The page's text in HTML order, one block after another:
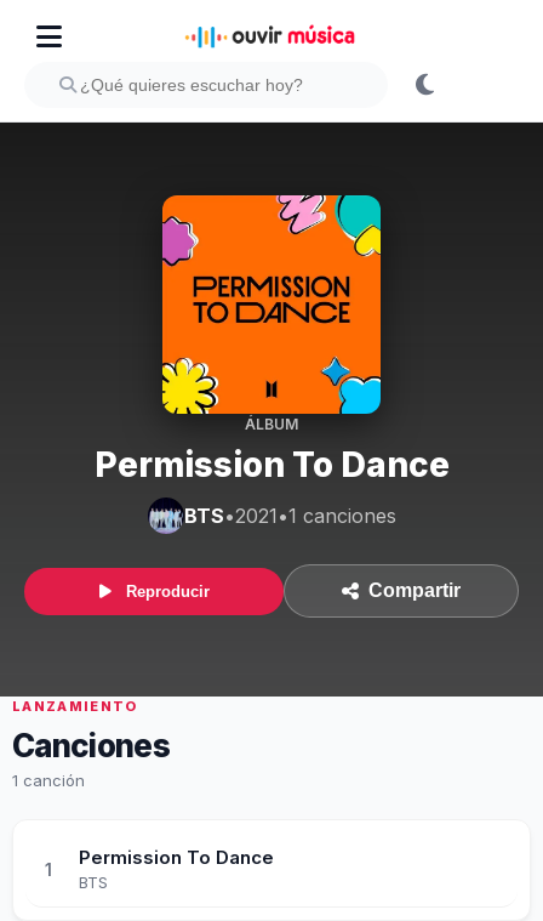
ÁLBUM
Permission To Dance
BTS•2021 •1 canciones
Reproducir Compartir
LANZAMIENTO
Canciones
1 canción
1
Permission To Dance
BTS